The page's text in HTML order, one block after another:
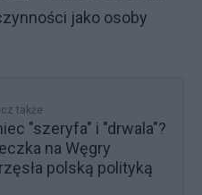
jako osoby
także
"szeryfa" i "drwala"?
na Węgry
polską polityką